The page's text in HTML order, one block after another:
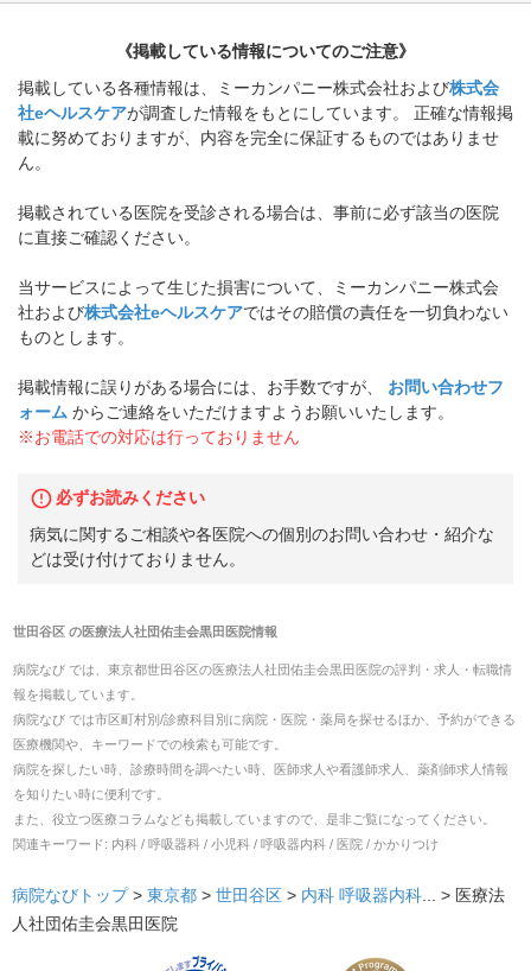
《掲載している情報についてのご注意》
掲載している各種情報は、ミーカンパニー株式会社および株式会
社eヘルスケアが調査した情報をもとにしています。 正確な情報掲
載に努めておりますが、内容を完全に保証するものではありませ
ん。
掲載されている医院を受診される場合は、事前に必ず該当の医院
に直接ご確認ください。
当サービスによって生じた損害について、ミーカンパニー株式会
社および株式会社eヘルスケアではその賠償の責任を一切負わない
ものとします。
掲載情報に誤りがある場合には、お手数ですが、
お問い合わせフ
ォーム からご連絡をいただけますようお願いいたします。
※お電話での対応は行っておりません
必ずお読みください
病気に関するご相談や各医院への個別のお問い合わせ・紹介な
どは受け付けておりません。
世田谷区 の医療法人社団佑圭会黒田医院情報
病院なび では、 東京都世田谷区の医療法人社団佑圭会黒田医院の評判・求人・転職情
報を掲載しています。
病院なび では市区町村別/診療科目別に病院・医院・薬局を探せるほか、予約ができる
医療機関や、キーワードでの検索も可能です。
病院を探したい時、診療時間を調べたい時、医師求人や看護師求人、薬剤師求人情報
を知りたい時に便利です。
また、役立つ医療コラムなども掲載していますので、是非ご覧になってください。
関連キーワード: 内科 / 呼吸器科 / 小児科 / 呼吸器内科 / 医院 / かかりつけ
病院なびトップ > 東京都 > 世田谷区 > 内科 呼吸器内科 ... > 医療法
人社団佑圭会黒田医院